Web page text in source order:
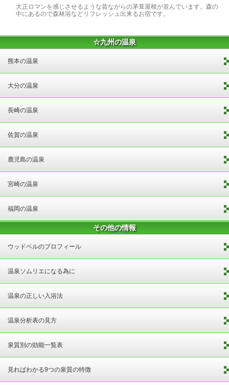
大正ロマンを感じさせるような昔ながらの茅葺屋根が並んでいます。森の
中にあるので森林浴などリフレッシュ出来るお宿です。
☆九州の温泉
熊本の温泉
大分の温泉
長崎の温泉
佐賀の温泉
鹿児島の温泉
宮崎の温泉
福岡の温泉
その他の情報
ウッドベルのプロフィール
温泉ソムリエになる為に
温泉の正しい入浴法
温泉分析表の見方
泉質別の効能一覧表
見ればわかる9つの泉質の特徴